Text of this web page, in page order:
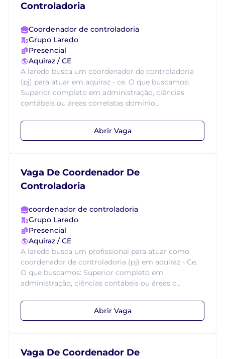
Controladoria
Coordenador de controladoria
Grupo Laredo
Presencial
Aquiraz / CE
A laredo busca um coordenador de controladoria
(pj) para atuar em aquiraz - ce. O que buscamos:
Superior completo em administração, ciências
contábeis ou áreas correlatas domínio...
Abrir Vaga
Vaga De Coordenador De
Controladoria
coordenador de controladoria
Grupo Laredo
Presencial
Aquiraz / CE
A laredo busca um profissional para atuar como
coordenador de controladoria (pj) em aquiraz - Ce.
O que buscamos: Superior completo em
administração, ciências contábeis ou áreas c...
Abrir Vaga
Vaga De Coordenador De